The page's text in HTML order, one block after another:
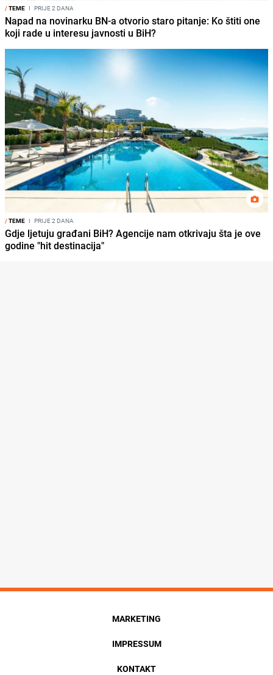
/TEME I PRIJE 2 DANA
Napad na novinarku BN-a otvorio staro pitanje: Ko štiti one
koji rade u interesu javnosti u BiH?
/TEME I PRIJE 2 DANA
Gdje ljetuju građani BiH? Agencije nam otkrivaju šta je ove
godine "hit destinacija"
MARKETING
IMPRESSUM
KONTAKT